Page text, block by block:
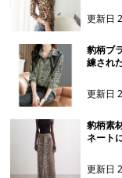
更新日
豹柄ブ
練され
更新日
豹柄素
ネート
更新日